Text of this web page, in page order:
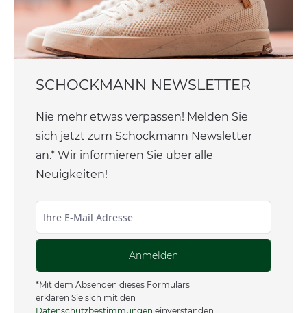
SCHOCKMANN NEWSLETTER
Nie mehr etwas verpassen! Melden Sie
sich jetzt zum Schockmann Newsletter
an.* Wir informieren Sie über alle
Neuigkeiten!
Anmelden
*Mit dem Absenden dieses Formulars
erklären Sie sich mit den
Datenschutzbestimmungen einverstanden.